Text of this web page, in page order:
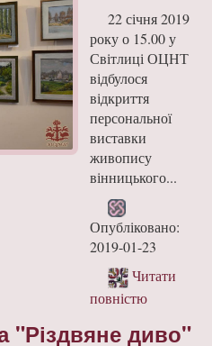
22 січня 2019
року о 15.00 у
Світлиці ОЦНТ
відбулося
відкриття
персональної
виставки
живопису
вінницького...
Опубліковано:
2019-01-23
Читати
повністю
"Різдвяне диво"